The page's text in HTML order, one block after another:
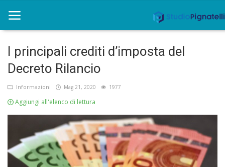
Home
Rent
Chi siamo
Informazioni
Approfondimenti
I principali crediti d’imposta del
Decreto Rilancio
Informazioni Mag 21, 2020 1977
Aggiungi all'elenco di lettura